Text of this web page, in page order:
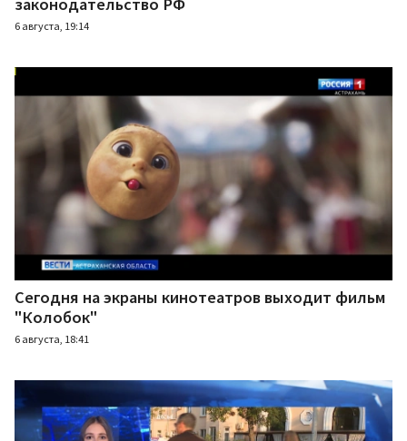
законодательство РФ
6 августа, 19:14
Сегодня на экраны кинотеатров выходит фильм
"Колобок"
6 августа, 18:41